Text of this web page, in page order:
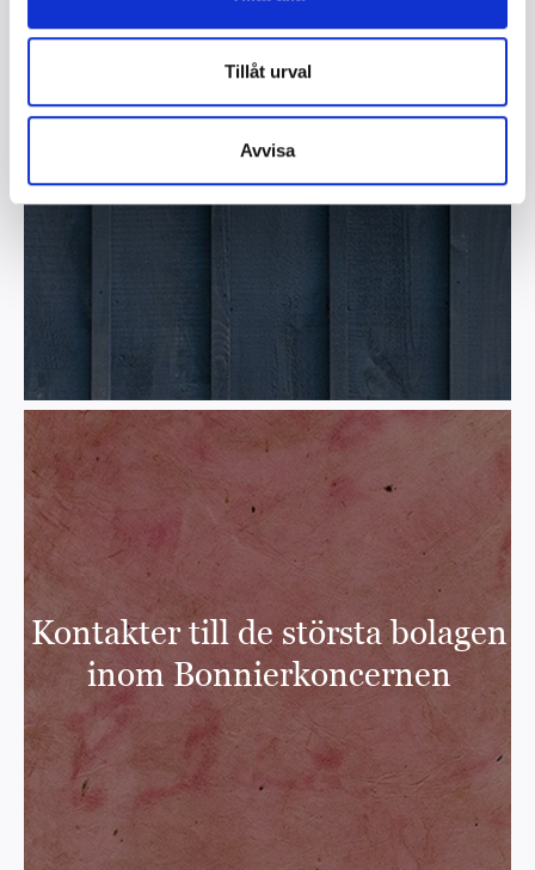
Tillåt urval
Avvisa
Integritetspolicy
Kontakter till de största bolagen
inom Bonnierkoncernen